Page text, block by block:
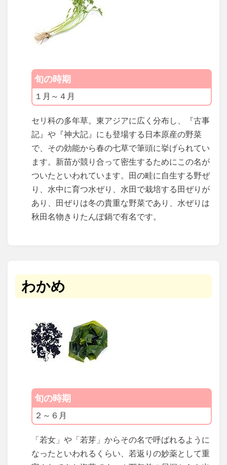
旬の時期
１月～４月
セリ科の多年草。東アジアに広く分布し、『古事
記』や『神大記』にも登場する日本原産の野菜
で、その効能から春の七草で筆頭に挙げられてい
ます。新苗が競り合って密生するためにこの名が
ついたといわれています。田の畦に自生する野ぜ
り、水中に育つ水ぜり、水田で栽培する田ぜりが
あり、田ぜりは冬の貴重な野菜であり、水ぜりは
秋田名物きりたんぽ鍋で有名です。
わかめ
旬の時期
２～６月
「若女」や「若芽」からその名で呼ばれるように
なったといわれるくらい、若返りの妙薬として重